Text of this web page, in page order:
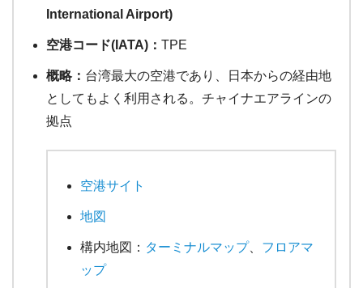
International Airport)
空港コード(IATA)： TPE
概略： 台湾最大の空港であり、日本からの経由地
としてもよく利用される。チャイナエアラインの
拠点
空港サイト
地図
構内地図： ターミナルマップ、 フロアマ
ップ